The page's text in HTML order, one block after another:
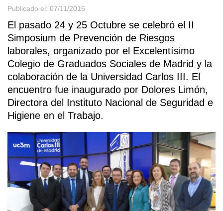
Publicado el: 07/11/2016
El pasado 24 y 25 Octubre se celebró el II
Simposium de Prevención de Riesgos
laborales, organizado por el Excelentísimo
Colegio de Graduados Sociales de Madrid y la
colaboración de la Universidad Carlos III. El
encuentro fue inaugurado por Dolores Limón,
Directora del Instituto Nacional de Seguridad e
Higiene en el Trabajo.